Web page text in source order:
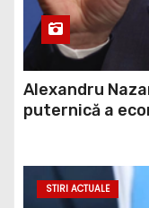
Alexandru
puternică a
STIRI ACTUALE